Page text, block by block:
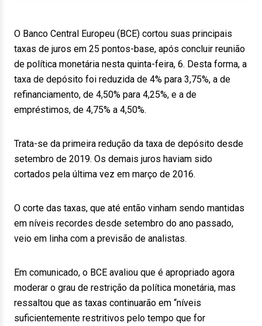
O Banco Central Europeu (BCE) cortou suas principais
taxas de juros em 25 pontos-base, após concluir reunião
de política monetária nesta quinta-feira, 6. Desta forma, a
taxa de depósito foi reduzida de 4% para 3,75%, a de
refinanciamento, de 4,50% para 4,25%, e a de
empréstimos, de 4,75% a 4,50%.
Trata-se da primeira redução da taxa de depósito desde
setembro de 2019. Os demais juros haviam sido
cortados pela última vez em março de 2016.
O corte das taxas, que até então vinham sendo mantidas
em níveis recordes desde setembro do ano passado,
veio em linha com a previsão de analistas.
Em comunicado, o BCE avaliou que é apropriado agora
moderar o grau de restrição da política monetária, mas
ressaltou que as taxas continuarão em “níveis
suficientemente restritivos pelo tempo que for